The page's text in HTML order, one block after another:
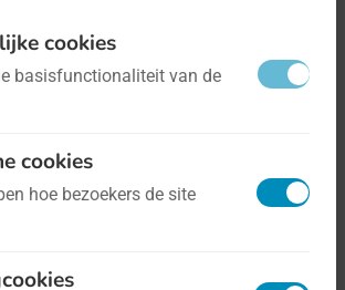
worden voor het brouwen
wet geldt tot op de dag van
vorm. Nou ja, de reden zal ons
(wat overigens lekker bij
cookies
basisfunctionaliteit van de
cookies
hoe bezoekers de site